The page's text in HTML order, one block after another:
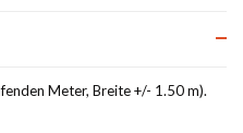
Meter, Breite +/- 1.50 m).